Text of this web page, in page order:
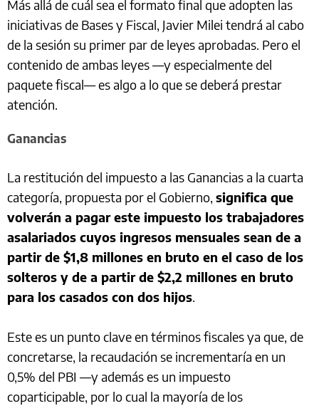
Más allá de cuál sea el formato final que adopten las
iniciativas de Bases y Fiscal, Javier Milei tendrá al cabo
de la sesión su primer par de leyes aprobadas. Pero el
contenido de ambas leyes —y especialmente del
paquete fiscal— es algo a lo que se deberá prestar
atención.
Ganancias
La restitución del impuesto a las Ganancias a la cuarta
categoría, propuesta por el Gobierno, significa que
volverán a pagar este impuesto los trabajadores
asalariados cuyos ingresos mensuales sean de a
partir de $1,8 millones en bruto en el caso de los
solteros y de a partir de $2,2 millones en bruto
para los casados con dos hijos.
Este es un punto clave en términos fiscales ya que, de
concretarse, la recaudación se incrementaría en un
0,5% del PBI —y además es un impuesto
coparticipable, por lo cual la mayoría de los